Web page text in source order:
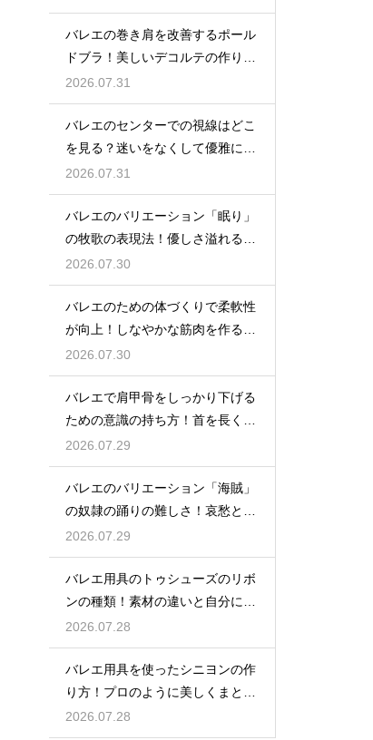
バレエの巻き肩を改善するポール
ドブラ！美しいデコルテの作り方
とは
2026.07.31
バレエのセンターでの視線はどこ
を見る？迷いをなくして優雅に踊
る
2026.07.31
バレエのバリエーション「眠り」
の牧歌の表現法！優しさ溢れる踊
り
2026.07.30
バレエのための体づくりで柔軟性
が向上！しなやかな筋肉を作る毎
日の新習慣
2026.07.30
バレエで肩甲骨をしっかり下げる
ための意識の持ち方！首を長く見
せる
2026.07.29
バレエのバリエーション「海賊」
の奴隷の踊りの難しさ！哀愁とテ
クニック
2026.07.29
バレエ用具のトゥシューズのリボ
ンの種類！素材の違いと自分に合
う選び方
2026.07.28
バレエ用具を使ったシニヨンの作
り方！プロのように美しくまとめ
る秘訣
2026.07.28